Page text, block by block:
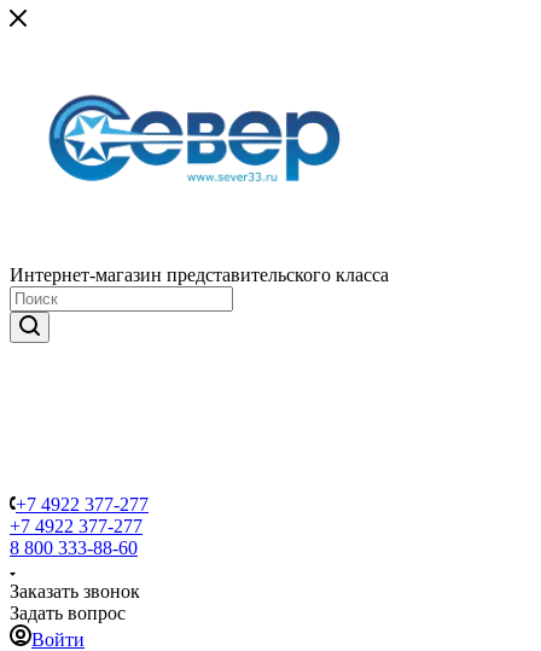
Интернет-магазин представительского класса
+7 4922 377-277
+7 4922 377-277
8 800 333-88-60
Заказать звонок
Задать вопрос
Войти